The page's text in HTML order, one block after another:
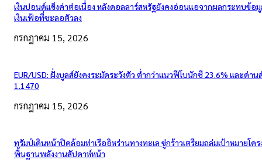
เงินปอนด์แข็งค่าต่อเนื่อง หลังดอลลาร์สหรัฐยังคงอ่อนแอจากผลกระทบข้อ
เงินเฟ้อที่ชะลอตัวลง
กรกฎาคม 15, 2026
EUR/USD: ฝั่งบูลส์ยังคงระมัดระวังตัว ต่ำกว่าแนวฟีโบนักชี 23.6% และด่า
1.1470
กรกฎาคม 15, 2026
ทรัมป์เดินหน้าปิดล้อมท่าเรืออิหร่านทางทะเล ขู่กร้าวเตรียมถล่มเป้าหมายโคร
พื้นฐานพลังงานสัปดาห์หน้า